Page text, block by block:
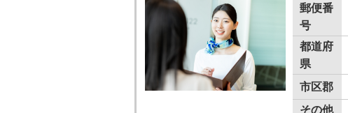
郵便番
号
都道府
県
市区郡
その他